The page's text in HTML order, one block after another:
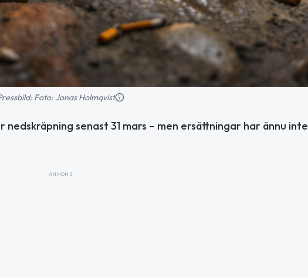
Foto: Jonas Holmqvist
senast 31 mars – men ersättningar har ännu inte
ANNONS